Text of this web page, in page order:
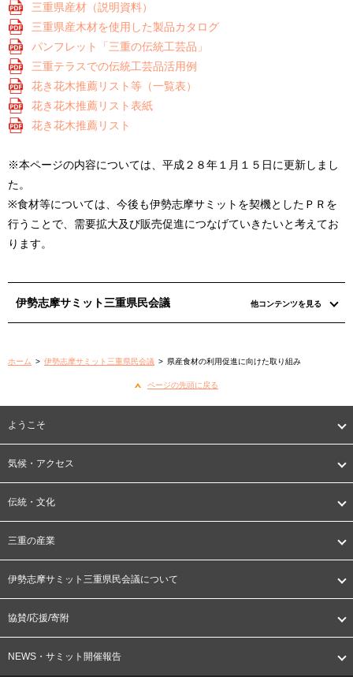
三重県産材（説明資料）
三重県産木材を使用した製品カタログ
パンフレット「三重の伝統工芸品」
三重テラスでの伝統工芸品活用例
花き花木推薦リスト等（一覧表）
花き花木推薦リスト表紙
花き花木推薦リスト
※本ページの内容については、平成２８年１月１５日に更新しまし
た。
※食材等については、今後も伊勢志摩サミットを契機としたＰＲを
行うことで、需要拡大及び販売促進につなげていきたいと考えてお
ります。
伊勢志摩サミット三重県民会議 他コンテンツを見る
ホーム > 伊勢志摩サミット三重県民会議 > 県産食材の利用促進に向けた取り組み
ページの先頭に戻る
ようこそ
気候・アクセス
伝統・文化
三重の産業
伊勢志摩サミット三重県民会議について
協賛/応援/寄附
NEWS・サミット開催報告